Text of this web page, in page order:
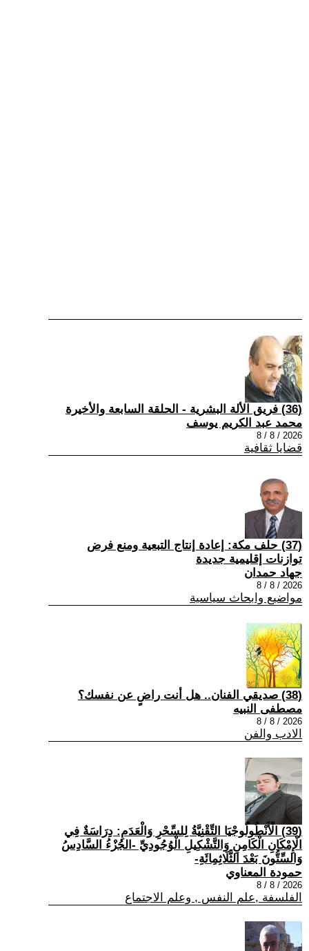
(36) فريق الألة البشرية - الحلقة السابعة والأخيرة
محمد عبد الكريم يوسف
2026 / 8 / 8
قضايا ثقافية
(37) حلف مكة: إعادة إنتاج التبعية ومنع فرض
توازنات إقليمية جديدة
جهاد حمدان
2026 / 8 / 8
مواضيع وابحاث سياسية
(38) صديقي الفنان.. هل أنت راضٍ عن نفسك؟
مصطفى النبيه
2026 / 8 / 8
الادب والفن
(39) الْأَنْطُولُوجْيَا التِّقْنِيَّةُ لِلسِّحْرِ وَالْعَدَمِ: دِرَاسَةٌ فِي
الْإِمْكَانِ الْكَامِنِ وَالتَّشْكِيلِ الْوُجُودِيِّ -الجُزْءُ السَّادِسُ
وَالسِّتُّونَ بَعْدَ الثَّلَاثِمِائَةِ-
حمودة المعناوي
2026 / 8 / 8
الفلسفة ,علم النفس , وعلم الاجتماع